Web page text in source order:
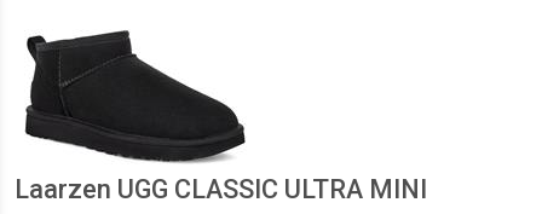
Laarzen UGG CLASSIC ULTRA MINI